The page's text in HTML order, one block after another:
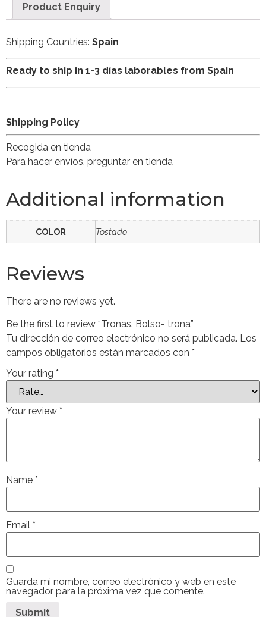
Product Enquiry
Shipping Countries: Spain
Ready to ship in 1-3 días laborables from Spain
Shipping Policy
Recogida en tienda
Para hacer envíos, preguntar en tienda
Additional information
COLOR Tostado
Reviews
There are no reviews yet.
Be the first to review “Tronas. Bolso- trona”
Tu dirección de correo electrónico no será publicada. Los
campos obligatorios están marcados con *
Your rating *
Your review *
Name *
Email *
Guarda mi nombre, correo electrónico y web en este
navegador para la próxima vez que comente.